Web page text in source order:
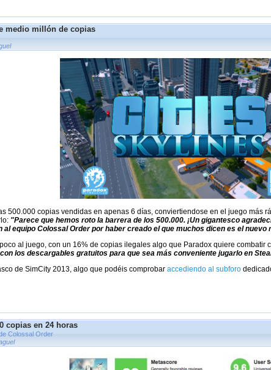
medio millón de copias
500.000 copias vendidas en apenas 6 días, conviertiendose en el juego más
"Parece que hemos roto la barrera de los 500.000. ¡Un gigantesco
equipo Colossal Order por haber creado el que muchos dicen es el
al juego, con un 16% de copias ilegales algo que Paradox quiere combatir
los descargables gratuitos para que sea más conveniente jugarlo en
de SimCity 2013, algo que podéis comprobaraccediendo al subforo
copias en 24 horas
Colossal Order